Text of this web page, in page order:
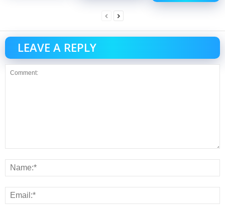
LEAVE A REPLY